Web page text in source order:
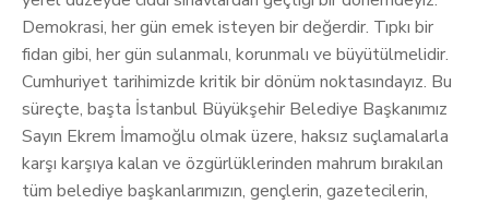
Demokrasi, her gün emek isteyen bir değerdir. Tıpkı bir
fidan gibi, her gün sulanmalı, korunmalı ve büyütülmelidir.
Cumhuriyet tarihimizde kritik bir dönüm noktasındayız. Bu
süreçte, başta İstanbul Büyükşehir Belediye Başkanımız
Sayın Ekrem İmamoğlu olmak üzere, haksız suçlamalarla
karşı karşıya kalan ve özgürlüklerinden mahrum bırakılan
tüm belediye başkanlarımızın, gençlerin, gazetecilerin,